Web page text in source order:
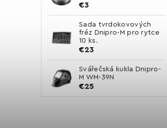
€3
Sada tvrdokovových
fréz Dnipro-M pro rytce
10 ks.
€23
Svářečská kukla Dnipro-
M WM-39N
€25